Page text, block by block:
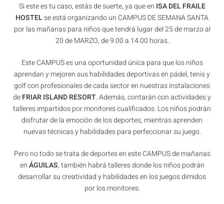
Si este es tu caso, estás de suerte, ya que en ISA DEL FRAILE
HOSTELse está organizando un CAMPUS DE SEMANA SANTA
por las mañanas para niños que tendrá lugar del 25 de marzo al
20 de MARZO, de 9.00 a 14.00 horas.
Este CAMPUS es una oportunidad única para que los niños
aprendan y mejoren sus habilidades deportivas en pádel, tenis y
golf con profesionales de cada sector en nuestras instalaciones
deFRIAR ISLAND RESORT. Además, contarán con actividades y
talleres impartidos por monitores cualificados. Los niños podrán
disfrutar de la emoción de los deportes, mientras aprenden
nuevas técnicas y habilidades para perfeccionar su juego.
Pero no todo se trata de deportes en este CAMPUS de mañanas
enÁGUILAS, también habrá talleres donde los niños podrán
desarrollar su creatividad y habilidades en los juegos dimidos
por los monitores.